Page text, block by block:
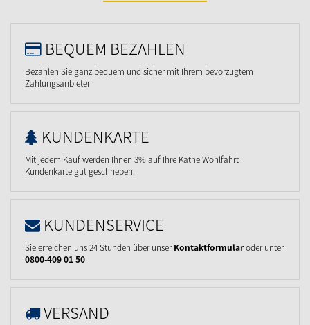
BEQUEM BEZAHLEN
Bezahlen Sie ganz bequem und sicher mit Ihrem bevorzugtem
Zahlungsanbieter
KUNDENKARTE
Mit jedem Kauf werden Ihnen 3% auf Ihre Käthe Wohlfahrt
Kundenkarte gut geschrieben.
KUNDENSERVICE
Sie erreichen uns 24 Stunden über unserKontaktformularoder unter
0800-409 01 50
VERSAND